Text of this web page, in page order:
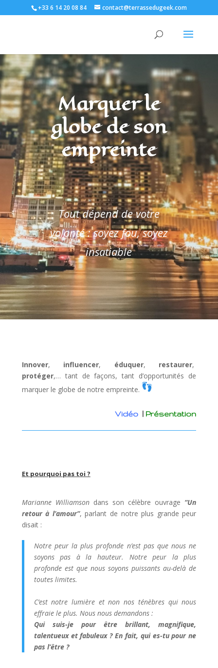
+33 6 14 20 08 84 contact@terrassedugeek.com
Marquer le
globe de son
empreinte
Tout dépend de votre
volonté : soyez fou, soyez
insatiable
Innover, influencer, éduquer, restaurer,
protéger,… tant de façons, tant d’opportunités de
marquer le globe de notre empreinte.
Vidéo Présentation
Et pourquoi pas toi ?
Marianne Williamsondans son célèbre ouvrage “Un
retour à l’amour”, parlant de notre plus grande peur
disait :
Notre peur la plus profonde n’est pas que nous ne
soyons pas à la hauteur. Notre peur la plus
profonde est que nous soyons puissants au-delà de
toutes limites.
C’est notre lumière et non nos ténèbres qui nous
effraie le plus. Nous nous demandons :
Qui suis-je pour être brillant, magnifique,
talentueux et fabuleux ? En fait, qui es-tu pour ne
pas l’être ?